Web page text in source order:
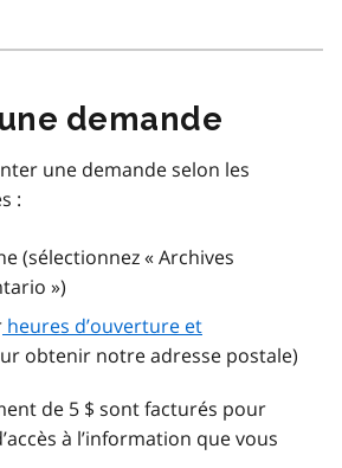
demande
une demande selon les
:
(sélectionnez « Archives
»)
heures d’ouverture et
obtenir notre adresse postale)
de 5 $ sont facturés pour
à l’information que vous